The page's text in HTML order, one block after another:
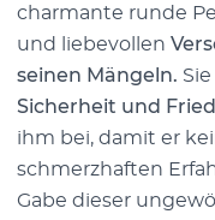
charmante runde
und liebevollen
seinen Mängeln.
Sicherheit und
ihm bei, damit er
schmerzhaften
Gabe dieser